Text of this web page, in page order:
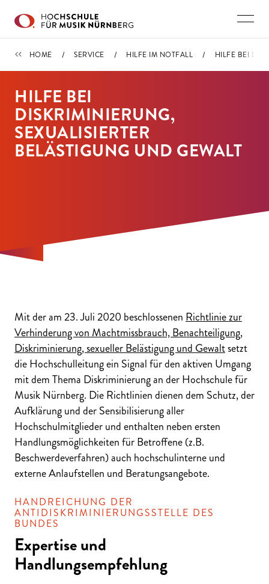
HILFE IM NOTFALL
HOME SERVICE HILFE IM NOTFALL HILFE BEI
HILFE BEI
DISKRIMINIERUNG,
SEXUALISIERTER
BELÄSTIGUNG UND GEWALT
Mit der am 23. Juli 2020 beschlossenen Richtlinie zur
Verhinderung von Machtmissbrauch, Benachteiligung,
Diskriminierung, sexueller Belästigung und Gewaltsetzt
die Hochschulleitung ein Signal für den aktiven Umgang
mit dem Thema Diskriminierung an der Hochschule für
Musik Nürnberg. Die Richtlinien dienen dem Schutz, der
Aufklärung und der Sensibilisierung aller
Hochschulmitglieder und enthalten neben ersten
Handlungsmöglichkeiten für Betroffene (z.B.
Beschwerdeverfahren) auch hochschulinterne und
externe Anlaufstellen und Beratungsangebote.
HANDREICHUNG DER
ANTIDISKRIMINIERUNGSSTELLE DES
BUNDES
Expertise und
Handlungsempfehlung